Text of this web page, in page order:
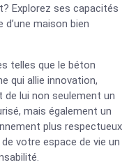
Explorez ses capacités
maison bien
telles que le béton
qui allie innovation,
lui non seulement un
mais également un
plus respectueux
votre espace de vie un